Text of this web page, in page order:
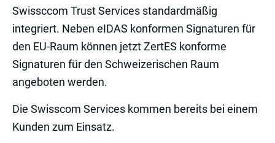
Swissccom Trust Services standardmäßig
integriert. Neben eIDAS konformen Signaturen für
den EU-Raum können jetzt ZertES konforme
Signaturen für den Schweizerischen Raum
angeboten werden.
Die Swisscom Services kommen bereits bei einem
Kunden zum Einsatz.